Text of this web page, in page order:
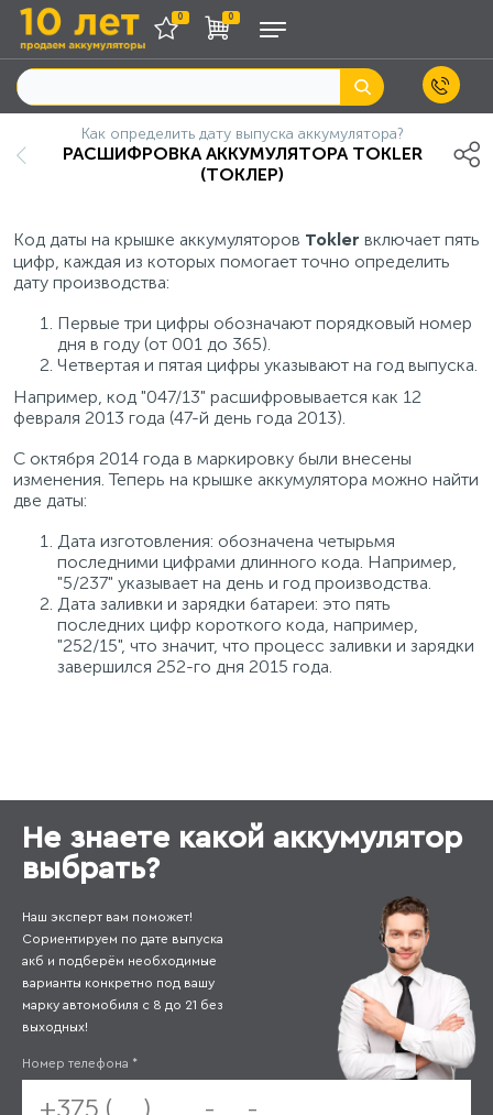
0 0
Как определить дату выпуска аккумулятора?
РАСШИФРОВКА АККУМУЛЯТОРА TOKLER
(ТОКЛЕР)
Код даты на крышке аккумуляторов Tokler включает пять
цифр, каждая из которых помогает точно определить
дату производства:
Первые три цифры обозначают порядковый номер
дня в году (от 001 до 365).
Четвертая и пятая цифры указывают на год выпуска.
Например, код "047/13" расшифровывается как 12
февраля 2013 года (47-й день года 2013).
С октября 2014 года в маркировку были внесены
изменения. Теперь на крышке аккумулятора можно найти
две даты:
Дата изготовления: обозначена четырьмя
последними цифрами длинного кода. Например,
"5/237" указывает на день и год производства.
Дата заливки и зарядки батареи: это пять
последних цифр короткого кода, например,
"252/15", что значит, что процесс заливки и зарядки
завершился 252-го дня 2015 года.
Не знаете какой аккумулятор
выбрать?
Наш эксперт вам поможет!
Сориентируем по дате выпуска
акб и подберём необходимые
варианты конкретно под вашу
марку автомобиля с 8 до 21 без
выходных!
Номер телефона *